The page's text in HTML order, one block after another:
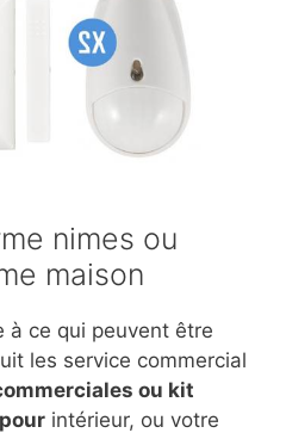
nimes ou
maison
à ce qui peuvent être
les service commercial
ou kit
intérieur, ou votre